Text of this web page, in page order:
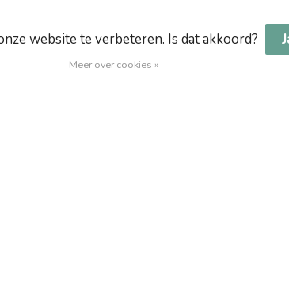
Altijd hoge
Gratis
zijn gemaakt van zacht en
website te verbeteren. Is dat akkoord?
Meer over cookies »